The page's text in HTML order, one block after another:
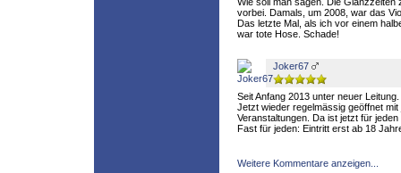
vorbei. Damals, um 2008, war das
Das letzte Mal, als ich vor einem
war tote Hose. Schade!
Joker67
Seit Anfang 2013 unter neuer Leitung.
Jetzt wieder regelmässig geöffnet mit
Veranstaltungen. Da ist jetzt für
Fast für jeden: Eintritt erst ab 18
Weitere Kommentare anzeigen...